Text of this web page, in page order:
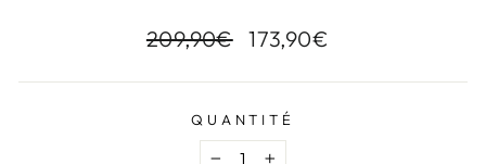
Prix
209,90€
Prix
173,90€
QUANTITÉ